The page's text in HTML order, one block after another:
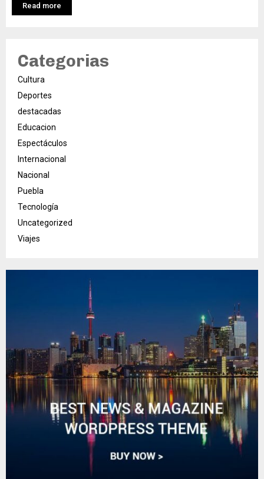
Read more
Categorias
Cultura
Deportes
destacadas
Educacion
Espectáculos
Internacional
Nacional
Puebla
Tecnología
Uncategorized
Viajes